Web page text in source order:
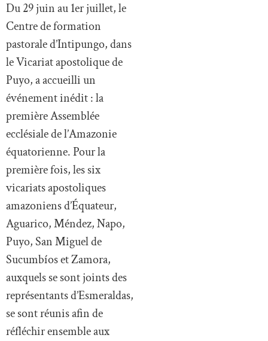
Du 29 juin au 1er juillet, le
Centre de formation
pastorale d’Intipungo, dans
le Vicariat apostolique de
Puyo, a accueilli un
événement inédit : la
première Assemblée
ecclésiale de l’Amazonie
équatorienne. Pour la
première fois, les six
vicariats apostoliques
amazoniens d’Équateur,
Aguarico, Méndez, Napo,
Puyo, San Miguel de
Sucumbíos et Zamora,
auxquels se sont joints des
représentants d’Esmeraldas,
se sont réunis afin de
réfléchir ensemble aux